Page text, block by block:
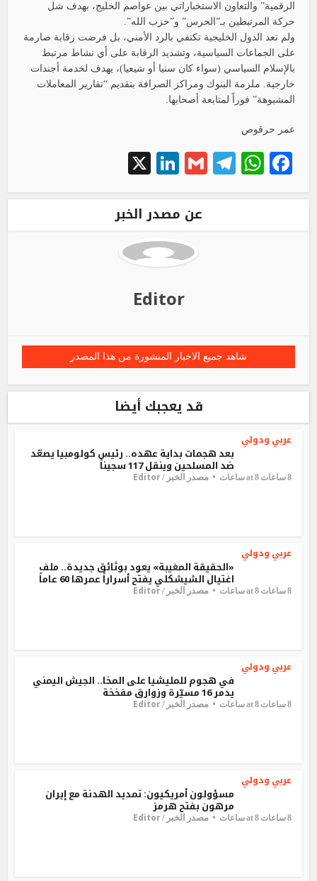
الرقمية” والتعاون الاستخباراتي بين عواصم الخليج، بهدف شل
حركة المرتبطين بـ”الحرس” و”حزب الله”.
ولم تعد الدول الخليجية تكتفي بالرد الأمني، بل فرضت رقابة صارمة
على الجماعات السياسية، وتشديد الرقابة على أي نشاط مرتبط
بالإسلام السياسي (سواء كان سنيا أو شيعيا)، يهدف لخدمة أجندات
خارجية. ملزمة البنوك ومراكز الصرافة بتقديم “تقارير المعاملات
المشبوهة” فوراً لمتابعة أصحابها.
عمر حرقوص
Facebook
WhatsApp
Telegram
Gmail
LinkedIn
عن مصدر الخبر
Editor
شاهد جميع الاخبار المنشورة من هذا المصدر
قد يعجبك أيضا
عربي ودولي
بعد هجمات بداية عهده.. رئيس كولومبيا يصعّد
ضد المسلحين وينقل 117 سجيناً
8 ساعات at 8 ساعات مصدر الخبر /Editor
عربي ودولي
«الحقيقة المغيبة» يعود بوثائق جديدة.. ملف
اغتيال الشيشكلي يفتح أسراراً عمرها 60 عاماً
8 ساعات at 8 ساعات مصدر الخبر /Editor
عربي ودولي
في هجوم للمليشيا على المخا.. الجيش اليمني
يدمر 16 مسيّرة وزوارق مفخخة
8 ساعات at 8 ساعات مصدر الخبر /Editor
عربي ودولي
مسؤولون أمريكيون: تمديد الهدنة مع إيران
مرهون بفتح هرمز
8 ساعات at 8 ساعات مصدر الخبر /Editor